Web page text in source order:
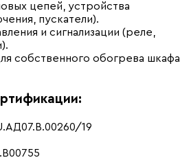
цепей, устройства
пускатели).
и сигнализации (реле,
собственного обогрева шкафа
19